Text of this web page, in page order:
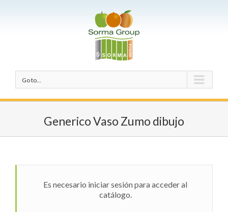
Go to...
Generico Vaso Zumo dibujo
Es necesario iniciar sesión para acceder al
catálogo.